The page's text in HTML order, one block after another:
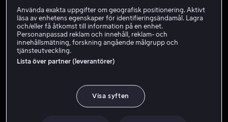
Hyr 49 kr
Köp 89 kr
Den välordnade affärsmannen Sandy Patterson reser
Den välordnade affärsmannen Sandy Patterson reser
från Denver till Miami för att möta kvinnan som har levt
ett liv i lyx efter att ha stulit hans identitet.
Använda exakta uppgifter om geografisk positionering. Aktivt
läsa av enhetens egenskaper för identifieringsändamål. Lagra
och/eller få åtkomst till information på en enhet.
Personanpassad reklam och innehåll, reklam- och
innehållsmätning, forskning angående målgrupp och
tjänsteutveckling.
Lista över partner (leverantörer)
Visa syften